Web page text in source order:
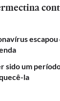
escapou
sido um
la